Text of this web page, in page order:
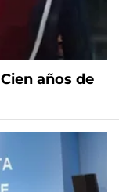
años de